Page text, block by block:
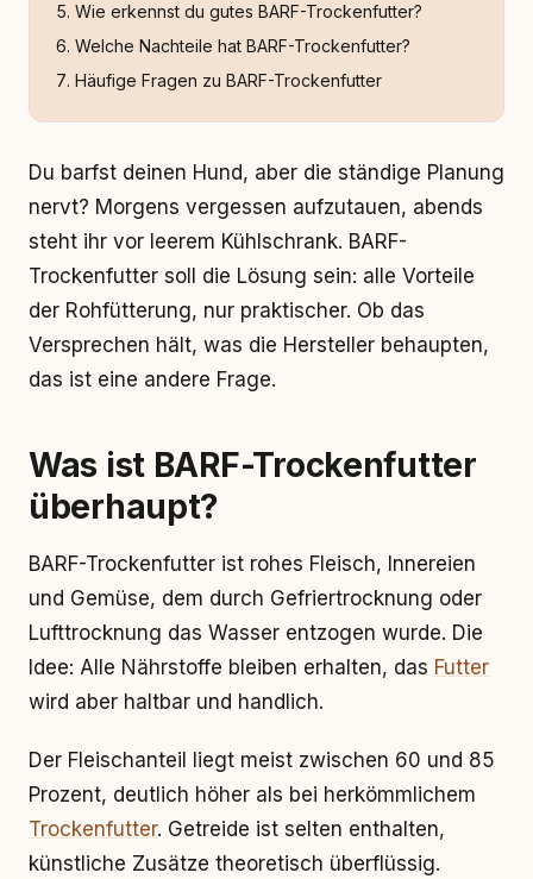
Wie erkennst du gutes BARF-Trockenfutter?
Welche Nachteile hat BARF-Trockenfutter?
Häufige Fragen zu BARF-Trockenfutter
Du barfst deinen Hund, aber die ständige Planung
nervt? Morgens vergessen aufzutauen, abends
steht ihr vor leerem Kühlschrank. BARF-
Trockenfutter soll die Lösung sein: alle Vorteile
der Rohfütterung, nur praktischer. Ob das
Versprechen hält, was die Hersteller behaupten,
das ist eine andere Frage.
Was ist BARF-Trockenfutter
überhaupt?
BARF-Trockenfutter ist rohes Fleisch, Innereien
und Gemüse, dem durch Gefriertrocknung oder
Lufttrocknung das Wasser entzogen wurde. Die
Idee: Alle Nährstoffe bleiben erhalten, das Futter
wird aber haltbar und handlich.
Der Fleischanteil liegt meist zwischen 60 und 85
Prozent, deutlich höher als bei herkömmlichem
Trockenfutter. Getreide ist selten enthalten,
künstliche Zusätze theoretisch überflüssig.